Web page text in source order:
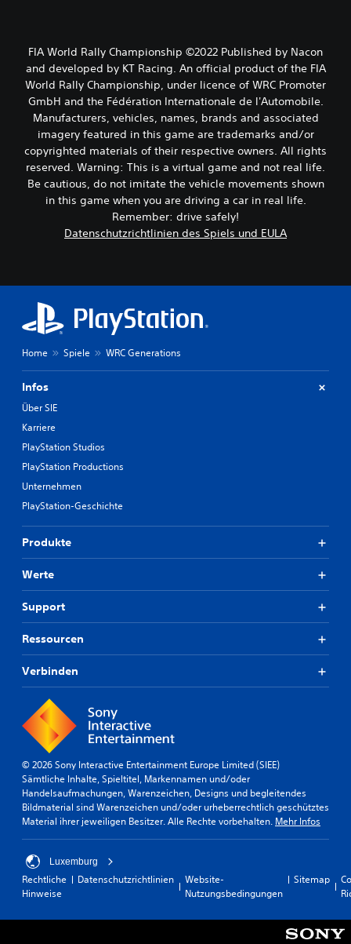
FIA World Rally Championship ©2022 Published by Nacon
and developed by KT Racing. An official product of the FIA
World Rally Championship, under licence of WRC Promoter
GmbH and the Fédération Internationale de l'Automobile.
Manufacturers, vehicles, names, brands and associated
imagery featured in this game are trademarks and/or
copyrighted materials of their respective owners. All rights
reserved. Warning: This is a virtual game and not real life.
Be cautious, do not imitate the vehicle movements shown
in this game when you are driving a car in real life.
Remember: drive safely!
Datenschutzrichtlinien des Spiels und EULA
Home Spiele WRC Generations
Infos
Über SIE
Karriere
PlayStation Studios
PlayStation Productions
Unternehmen
PlayStation-Geschichte
Produkte
Werte
Support
Ressourcen
Verbinden
© 2026 Sony Interactive Entertainment Europe Limited (SIEE)
Sämtliche Inhalte, Spieltitel, Markennamen und/oder
Handelsaufmachungen, Warenzeichen, Designs und begleitendes
Bildmaterial sind Warenzeichen und/oder urheberrechtlich geschütztes
Material ihrer jeweiligen Besitzer. Alle Rechte vorbehalten. Mehr Infos
Luxemburg
Rechtliche
Hinweise
Datenschutzrichtlinien
Website-
Nutzungsbedingungen
Sitemap